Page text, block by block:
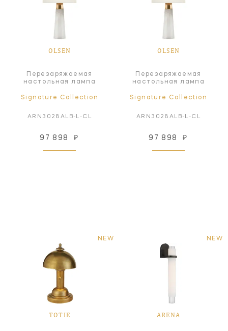
OLSEN
Перезаряжаемая
настольная лампа
Signature Collection
ARN3028ALB-L-CL
97 898 ₽
OLSEN
Перезаряжаемая
настольная лампа
Signature Collection
ARN3028ALB-L-CL
97 898 ₽
NEW
TOTIE
NEW
ARENA